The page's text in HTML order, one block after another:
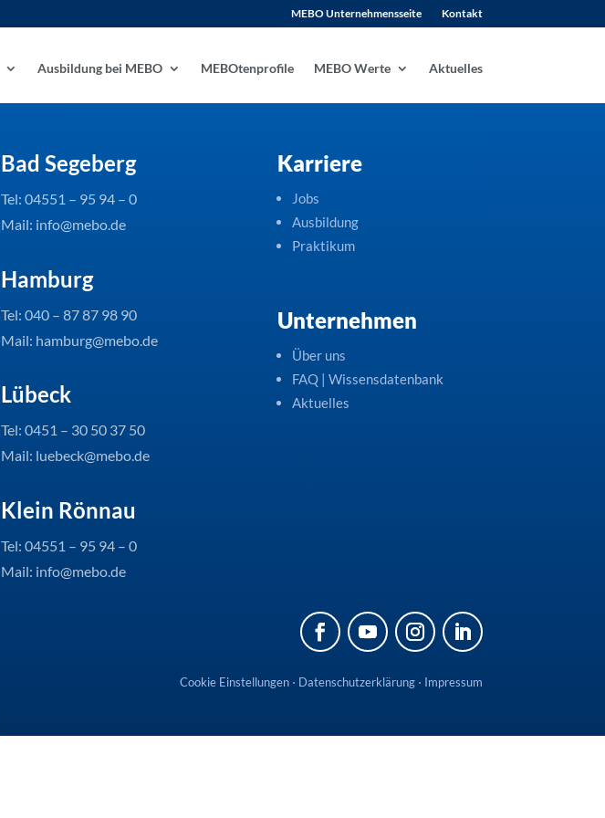
MEBO Unternehmensseite Kontakt
Ausbildung bei MEBO MEBOtenprofile MEBO Werte Aktuelles
Bad Segeberg
Tel: 04551 – 95 94 – 0
Mail: info@mebo.de
Hamburg
Tel: 040 – 87 87 98 90
Mail: hamburg@mebo.de
Lübeck
Tel: 0451 – 30 50 37 50
Mail: luebeck@mebo.de
Klein Rönnau
Tel: 04551 – 95 94 – 0
Mail: info@mebo.de
Karriere
Jobs
Ausbildung
Praktikum
Unternehmen
Über uns
FAQ | Wissensdatenbank
Aktuelles
Cookie Einstellungen⋅ Datenschutzerklärung⋅ Impressum